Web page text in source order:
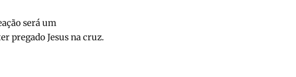
será um
pregado Jesus na cruz.